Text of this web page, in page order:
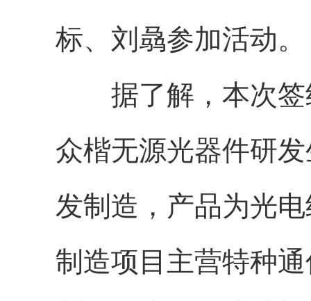
标、刘骉参加活动。
据了解，本次
众楷无源光器件研
发制造，产品为光
制造项目主营特种